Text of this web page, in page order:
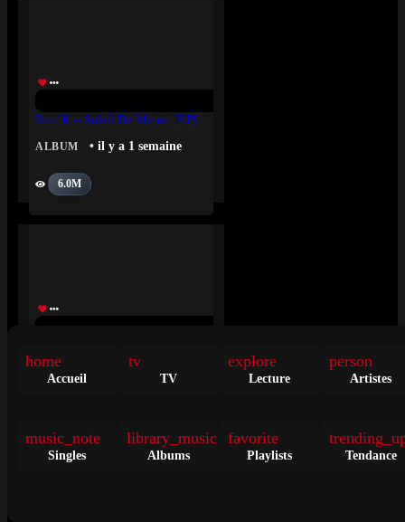
Rim’K – Soleil De Minuit [EP]
ALBUM • il y a 1 semaine
6.0M
ALBUM • il y a 2 semaines
home
Accueil
tv
TV
explore
Lecture
person
Artistes
music_note
Singles
library_music
Albums
favorite
Playlists Tendance